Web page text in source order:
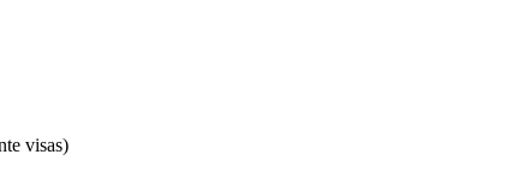
visas)